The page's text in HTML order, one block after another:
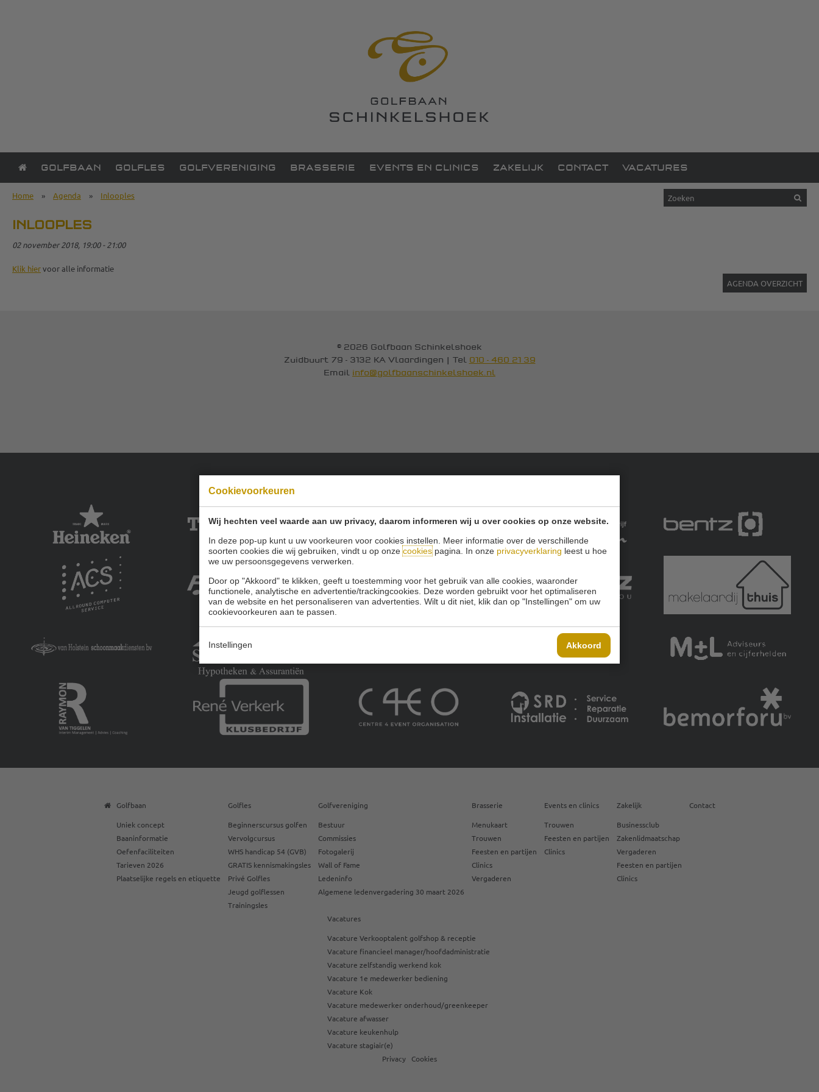
Cookievoorkeuren
Wij hechten veel waarde aan uw privacy, daarom informeren wij u over cookies op onze website.
In deze pop-up kunt u uw voorkeuren voor cookies instellen. Meer informatie over de verschillende
soorten cookies die wij gebruiken, vindt u op onzecookiespagina. In onze privacyverklaring leest u hoe
we uw persoonsgegevens verwerken.
Door op "Akkoord" te klikken, geeft u toestemming voor het gebruik van alle cookies, waaronder
functionele, analytische en advertentie/trackingcookies. Deze worden gebruikt voor het optimaliseren
van de website en het personaliseren van advertenties. Wilt u dit niet, klik dan op "Instellingen" om uw
cookievoorkeuren aan te passen.
Instellingen Akkoord
GOLFBAAN GOLFLES GOLFVERENIGING BRASSERIE EVENTS EN CLINICS ZAKELIJK CONTACT VACATURES
Home » Agenda » Inlooples
INLOOPLES
02 november 2018, 19:00 - 21:00
Klik hiervoor alle informatie
AGENDA OVERZICHT
© 2026 Golfbaan Schinkelshoek
Zuidbuurt 79 - 3132 KA Vlaardingen | Tel 010 - 460 21 39
Email info@golfbaanschinkelshoek.nl
Golfbaan
Uniek concept
Baaninformatie
Oefenfaciliteiten
Tarieven 2026
Plaatselijke regels en etiquette
Golfles
Beginnerscursus golfen
Vervolgcursus
WHS handicap 54 (GVB)
GRATIS kennismakingsles
Privé Golfles
Jeugd golflessen
Trainingsles
Golfvereniging
Bestuur
Commissies
Fotogalerij
Wall of Fame
Ledeninfo
Algemene ledenvergadering 30 maart 2026
Brasserie
Menukaart
Trouwen
Feesten en partijen
Clinics
Vergaderen
Events en clinics
Trouwen
Feesten en partijen
Clinics
Zakelijk
Businessclub
Zakenlidmaatschap
Vergaderen
Feesten en partijen
Clinics
Contact
Vacatures
Vacature Verkooptalent golfshop & receptie
Vacature financieel manager/hoofdadministratie
Vacature zelfstandig werkend kok
Vacature 1e medewerker bediening
Vacature Kok
Vacature medewerker onderhoud/greenkeeper
Vacature afwasser
Vacature keukenhulp
Vacature stagiair(e)
Privacy
Cookies